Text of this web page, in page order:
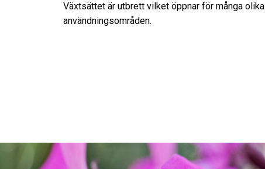
Växtsättet är utbrett vilket öppnar för många olika
användningsområden.